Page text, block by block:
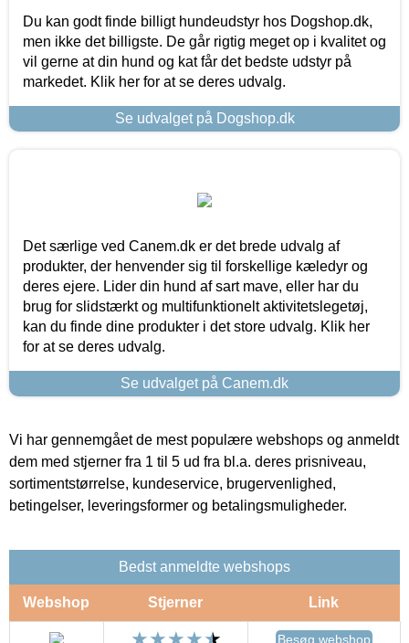
Du kan godt finde billigt hundeudstyr hos Dogshop.dk,
men ikke det billigste. De går rigtig meget op i kvalitet og
vil gerne at din hund og kat får det bedste udstyr på
markedet. Klik her for at se deres udvalg.
Se udvalget på Dogshop.dk
Det særlige ved Canem.dk er det brede udvalg af
produkter, der henvender sig til forskellige kæledyr og
deres ejere. Lider din hund af sart mave, eller har du
brug for slidstærkt og multifunktionelt aktivitetslegetøj,
kan du finde dine produkter i det store udvalg. Klik her
for at se deres udvalg.
Se udvalget på Canem.dk
Vi har gennemgået de mest populære webshops og anmeldt
dem med stjerner fra 1 til 5 ud fra bl.a. deres prisniveau,
sortimentstørrelse, kundeservice, brugervenlighed,
betingelser, leveringsformer og betalingsmuligheder.
Bedst anmeldte webshops
Webshop Stjerner Link
Besøg webshop